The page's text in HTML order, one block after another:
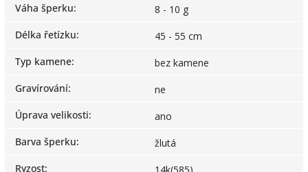
Váha šperku:
8 - 10 g
Délka řetízku:
45 - 55 cm
Typ kamene:
bez kamene
Gravírování:
ne
Úprava velikosti:
ano
Barva šperku:
žlutá
Ryzost: